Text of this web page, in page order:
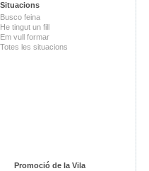
Situacions
Busco feina
He tingut un fill
Em vull formar
Totes les situacions
Promoció de la Vila